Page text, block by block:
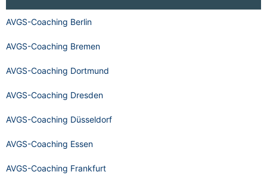
AVGS-Coaching Berlin
AVGS-Coaching Bremen
AVGS-Coaching Dortmund
AVGS-Coaching Dresden
AVGS-Coaching Düsseldorf
AVGS-Coaching Essen
AVGS-Coaching Frankfurt